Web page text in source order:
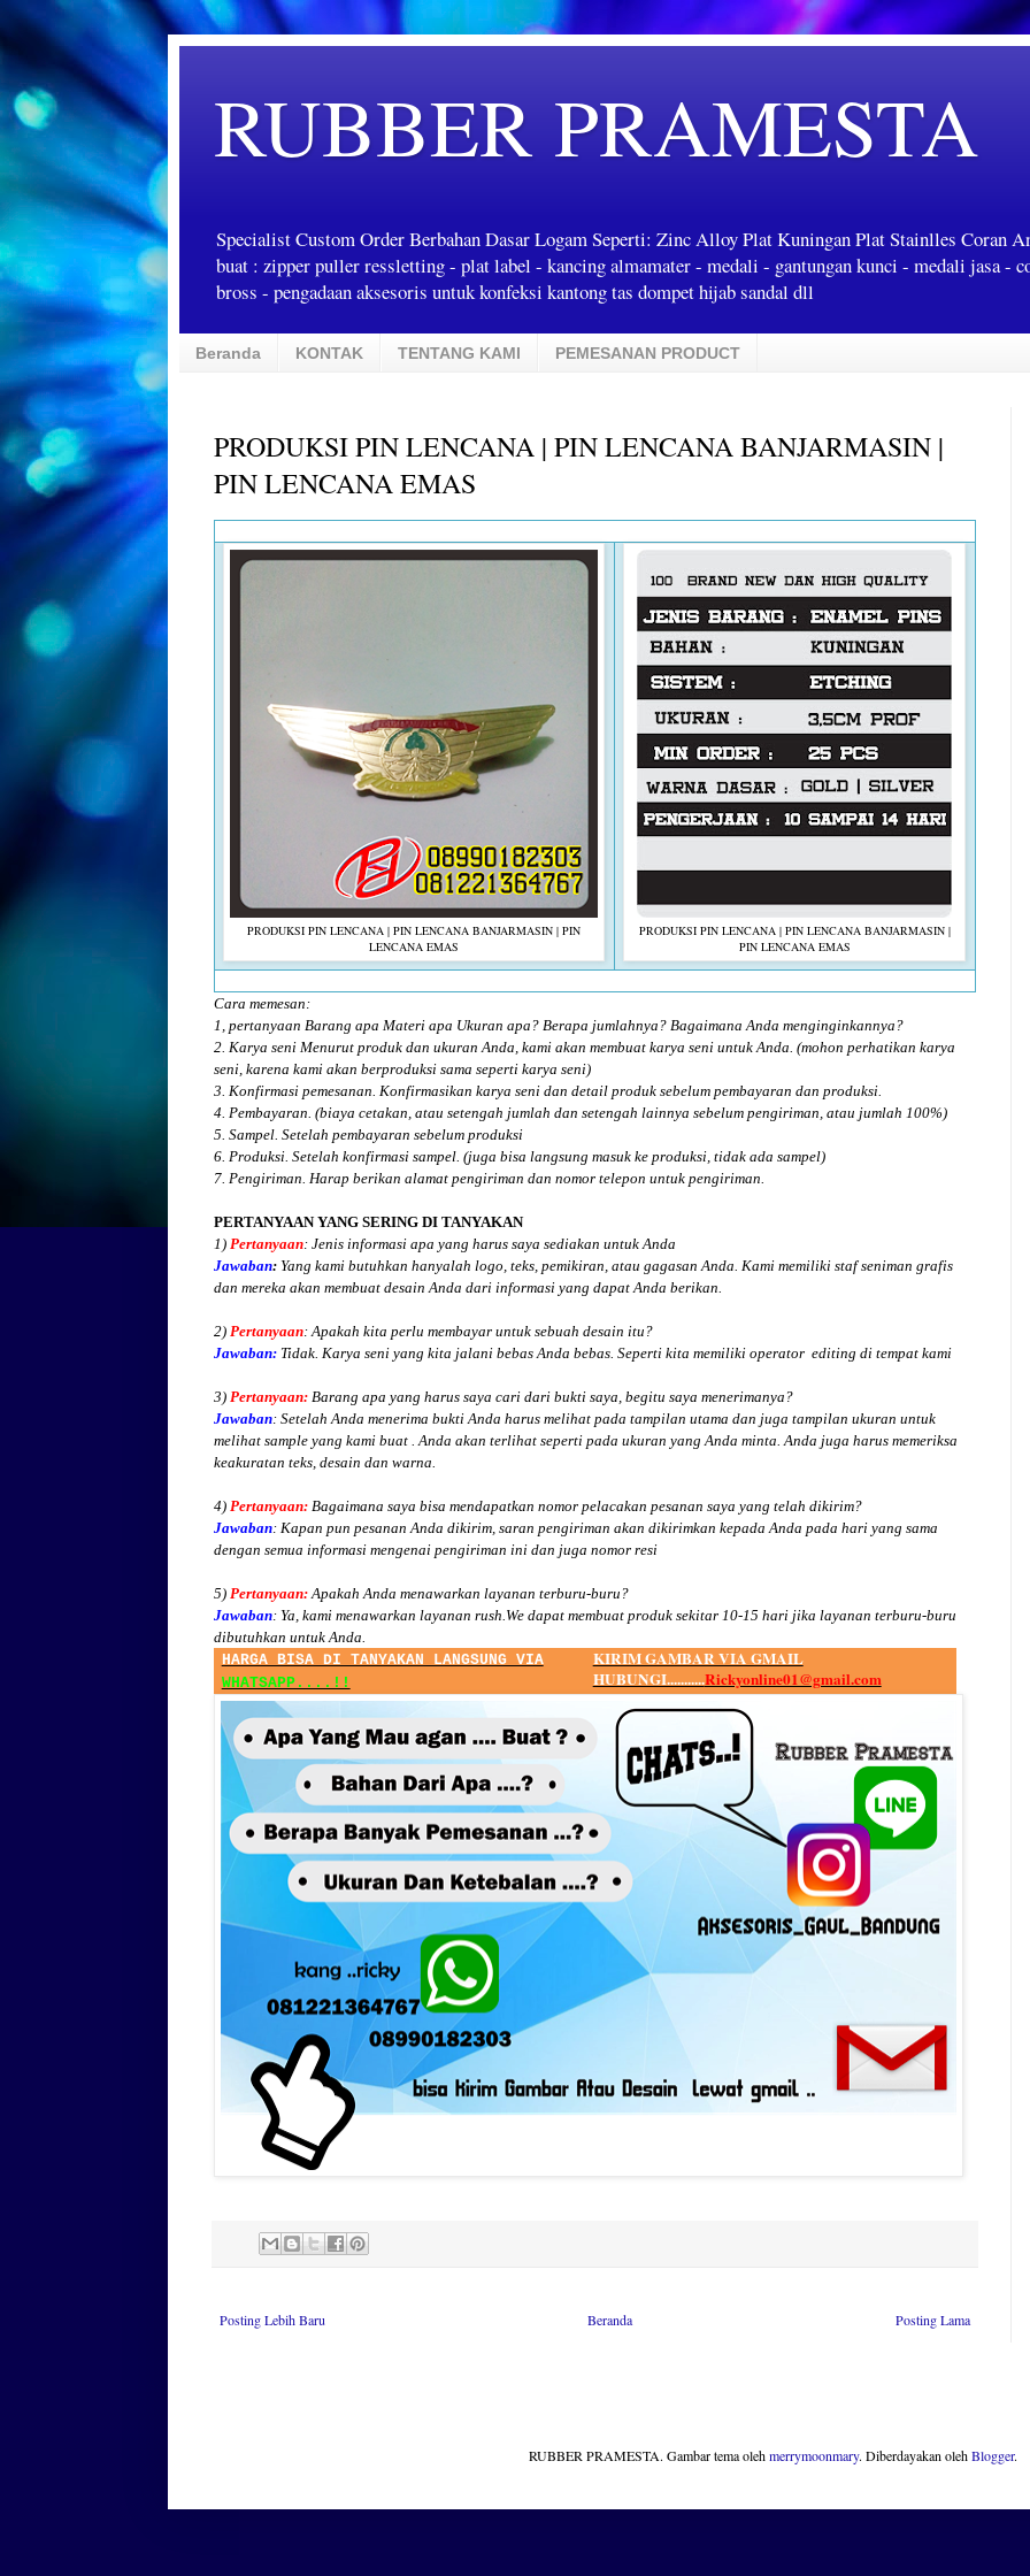
RUBBER PRAMESTA
Specialist Custom Order Berbahan Dasar Logam Seperti: Zinc Alloy Plat Kuningan Plat Stainlles Coran
buat : zipper puller ressletting - plat label - kancing almamater - medali - gantungan kunci - medali jasa -
bross - pengadaan aksesoris untuk konfeksi kantong tas dompet hijab sandal dll
Beranda KONTAK TENTANG KAMI PEMESANAN PRODUCT
PRODUKSI PIN LENCANA | PIN LENCANA BANJARMASIN |
PIN LENCANA EMAS
PRODUKSI PIN LENCANA | PIN LENCANA BANJARMASIN | PIN
LENCANA EMAS
PRODUKSI PIN LENCANA | PIN LENCANA BANJARMASIN |
PIN LENCANA EMAS
Cara memesan:
1, pertanyaan Barang apa Materi apa Ukuran apa? Berapa jumlahnya? Bagaimana Anda menginginkannya?
2. Karya seni Menurut produk dan ukuran Anda, kami akan membuat karya seni untuk Anda. (mohon perhatikan karya
seni, karena kami akan berproduksi sama seperti karya seni)
3. Konfirmasi pemesanan. Konfirmasikan karya seni dan detail produk sebelum pembayaran dan produksi.
4. Pembayaran. (biaya cetakan, atau setengah jumlah dan setengah lainnya sebelum pengiriman, atau jumlah 100%)
5. Sampel. Setelah pembayaran sebelum produksi
6. Produksi. Setelah konfirmasi sampel. (juga bisa langsung masuk ke produksi, tidak ada sampel)
7. Pengiriman. Harap berikan alamat pengiriman dan nomor telepon untuk pengiriman.
PERTANYAAN YANG SERING DI TANYAKAN
1) Pertanyaan: Jenis informasi apa yang harus saya sediakan untuk Anda
Jawaban:Yang kami butuhkan hanyalah logo, teks, pemikiran, atau gagasan Anda. Kami memiliki staf seniman grafis
dan mereka akan membuat desain Anda dari informasi yang dapat Anda berikan.
2) Pertanyaan: Apakah kita perlu membayar untuk sebuah desain itu?
Jawaban:Tidak. Karya seni yang kita jalani bebas Anda bebas. Seperti kita memiliki operator editing di tempat kami
3) Pertanyaan:Barang apa yang harus saya cari dari bukti saya, begitu saya menerimanya?
Jawaban: Setelah Anda menerima bukti Anda harus melihat pada tampilan utama dan juga tampilan ukuran untuk
melihat sample yang kami buat . Anda akan terlihat seperti pada ukuran yang Anda minta. Anda juga harus memeriksa
keakuratan teks, desain dan warna.
4) Pertanyaan:Bagaimana saya bisa mendapatkan nomor pelacakan pesanan saya yang telah dikirim?
Jawaban: Kapan pun pesanan Anda dikirim, saran pengiriman akan dikirimkan kepada Anda pada hari yang sama
dengan semua informasi mengenai pengiriman ini dan juga nomor resi
5) Pertanyaan:Apakah Anda menawarkan layanan terburu-buru?
Jawaban: Ya, kami menawarkan layanan rush.We dapat membuat produk sekitar 10-15 hari jika layanan terburu-buru
dibutuhkan untuk Anda.
HARGA BISA DI TANYAKAN LANGSUNG VIA
WHATSAPP....!!
KIRIM GAMBAR VIA GMAIL
HUBUNGI...........Rickyonline01@gmail.com
Posting Lebih Baru Posting Lama
Beranda
RUBBER PRAMESTA. Gambar tema olehmerrymoonmary. Diberdayakan olehBlogger.